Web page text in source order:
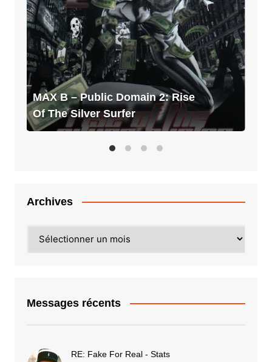
MAX B – Public Domain 2: Rise
Of The Silver Surfer
–
Public
Domain
2:
Rise
Of
The
Silver
Surfer
Archives
Messages récents
RE: Fake For Real - Stats